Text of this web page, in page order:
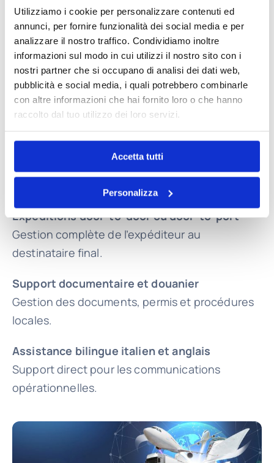
Utilizziamo i cookie per personalizzare contenuti ed
annunci, per fornire funzionalità dei social media e per
analizzare il nostro traffico. Condividiamo inoltre
informazioni sul modo in cui utilizzi il nostro sito con i
nostri partner che si occupano di analisi dei dati web,
pubblicità e social media, i quali potrebbero combinarle
con altre informazioni che hai fornito loro o che hanno
raccolto dal tuo utilizzo dei loro servizi.
Accetta tutti
Personalizza
Services sur mesure
Chaque expédition est unique, c’est pourquoi
nous adoptons une approche personnalisée et
flexible.
pays européens, avec suivi constant et
flexibilité maximale.
Expéditions door-to-door ou door-to-port
Gestion complète de l’expéditeur au
destinataire final.
Support documentaire et douanier
Gestion des documents, permis et procédures
locales.
Assistance bilingue italien et anglais
Support direct pour les communications
opérationnelles.